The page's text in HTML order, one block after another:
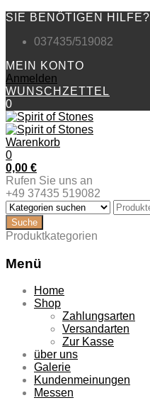
SIE BENÖTIGEN HILFE?
037435/519082
MEIN KONTO
Anmelden
WUNSCHZETTEL
0
Warenkorb
0
0,00 €
Rufen Sie uns an
+49 37435 519082
Produktkategorien
Menü
Zum
Inhalt
Home
Shop
Zahlungsarten
Versandarten
Zur Kasse
über uns
Galerie
Kundenmeinungen
Messen